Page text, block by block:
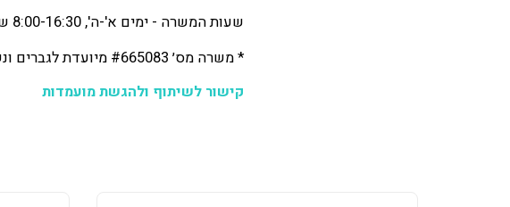
שעות המשרה - ימים א'-ה', 8:00-16:30 שישי אחת לחודש 8:00-12:00.
* משרה מס׳ #665083 מיועדת לגברים ונשים כאחד
קישור לשיתוף ולהגשת מועמדות